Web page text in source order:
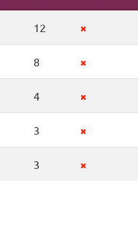
12
8
4
3
3